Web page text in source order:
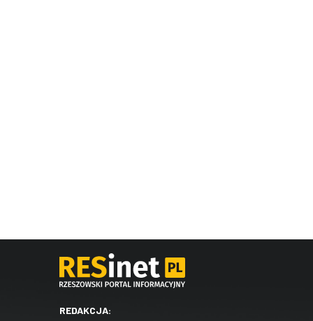
REDAKCJA: